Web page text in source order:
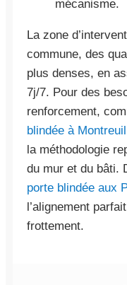
mécanisme.
La zone
commune, des
plus denses, en
7j/7. Pour des
renforcement,
blindée à Montreuil
la méthodologie
du mur et du bâti.
porte blindée aux
l’alignement
frottement.